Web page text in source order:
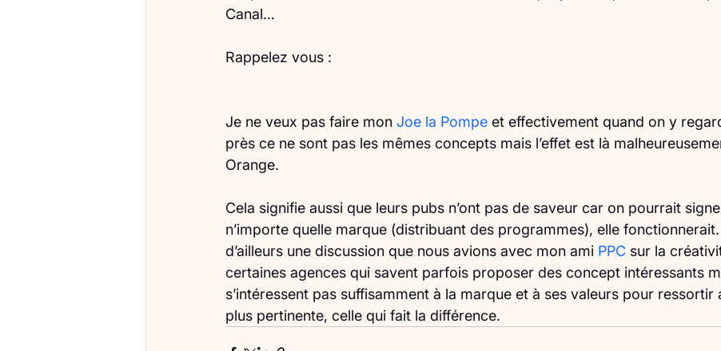
Canal…
Rappelez vous :
Je ne veux pas faire mon Joe la Pompe et effectivement quand on y
près ce ne sont pas les mêmes concepts mais l’effet est là
Orange.
Cela signifie aussi que leurs pubs n’ont pas de saveur car on pourrait
n’importe quelle marque (distribuant des programmes), elle fonctionnerait.
d’ailleurs une discussion que nous avions avec mon ami PPC sur la
certaines agences qui savent parfois proposer des concept intéressants
s’intéressent pas suffisamment à la marque et à ses valeurs pour ressortir
plus pertinente, celle qui fait la différence.